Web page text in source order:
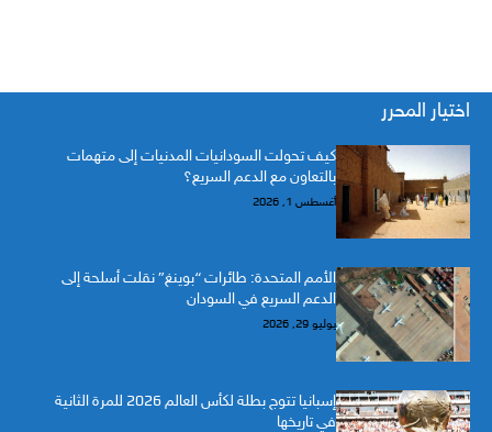
اختيار المحرر
كيف تحولت السودانيات المدنيات إلى متهمات
بالتعاون مع الدعم السريع؟
أغسطس 1, 2026
الأمم المتحدة: طائرات “بوينغ” نقلت أسلحة إلى
الدعم السريع في السودان
يوليو 29, 2026
إسبانيا تتوج بطلة لكأس العالم 2026 للمرة الثانية
في تاريخها